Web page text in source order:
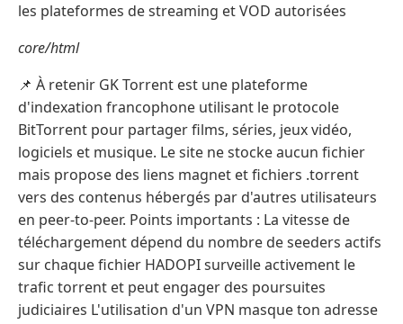
les plateformes de streaming et VOD autorisées
core/html
📌 À retenir GK Torrent est une plateforme
d'indexation francophone utilisant le protocole
BitTorrent pour partager films, séries, jeux vidéo,
logiciels et musique. Le site ne stocke aucun fichier
mais propose des liens magnet et fichiers .torrent
vers des contenus hébergés par d'autres utilisateurs
en peer-to-peer. Points importants : La vitesse de
téléchargement dépend du nombre de seeders actifs
sur chaque fichier HADOPI surveille activement le
trafic torrent et peut engager des poursuites
judiciaires L'utilisation d'un VPN masque ton adresse